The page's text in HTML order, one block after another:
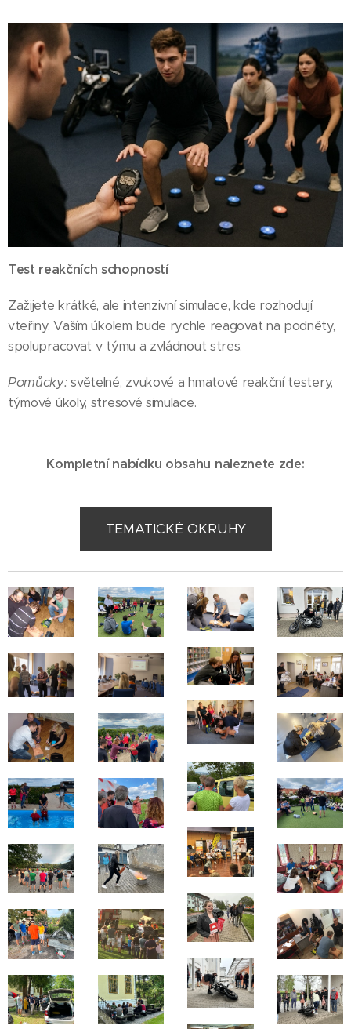
Test reakčních schopností
Zažijete krátké, ale intenzivní simulace, kde rozhodují
vteřiny. Vaším úkolem bude rychle reagovat na podněty,
spolupracovat v týmu a zvládnout stres.
Pomůcky:světelné, zvukové a hmatové reakční testery,
týmové úkoly, stresové simulace.
Kompletní nabídku obsahu naleznete zde:
TEMATICKÉ OKRUHY